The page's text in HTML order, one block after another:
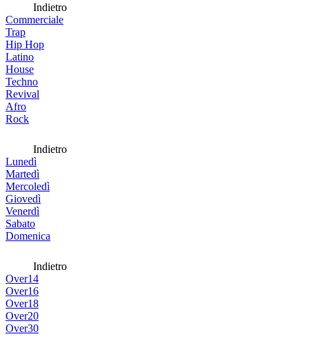
Indietro
Commerciale
Trap
Hip Hop
Latino
House
Techno
Revival
Afro
Rock
Indietro
Lunedì
Martedì
Mercoledì
Giovedì
Venerdì
Sabato
Domenica
Indietro
Over14
Over16
Over18
Over20
Over30